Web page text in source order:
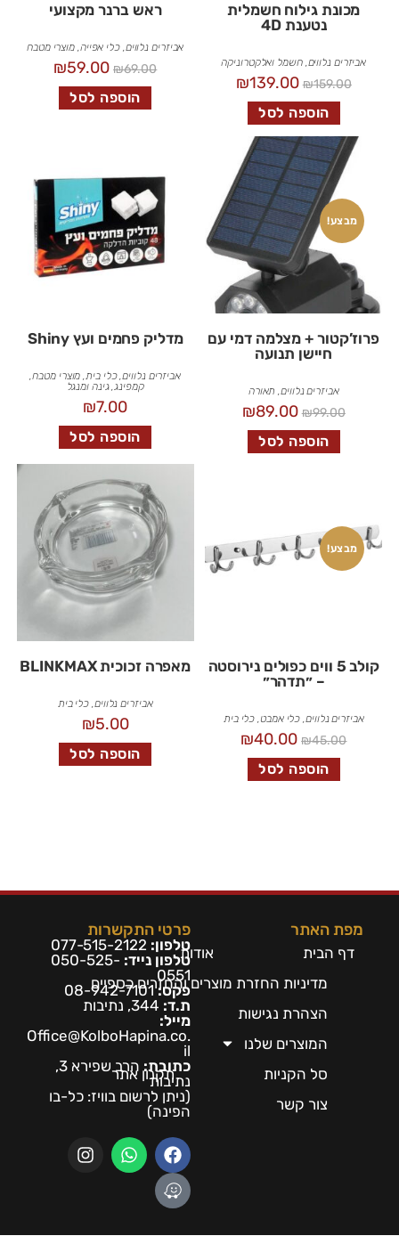
מכונת גילוח חשמלית
נטענת 4D
אביזרים נלווים,חשמל ואלקטרוניקה
₪159.00
₪139.00
הוספה לסל
ראש ברנר מקצועי
אביזרים נלווים,כלי אפייה, מוצרי מטבח
₪69.00
₪59.00
הוספה לסל
מבצע!
פרוז’קטור + מצלמה דמי עם
חיישן תנועה
אביזרים נלווים, תאורה
₪99.00
₪89.00
הוספה לסל
מדליק פחמים ועץ Shiny
אביזרים נלווים,כלי בית מוצרי מטבח,
קמפינג, גינה ומנגל
₪7.00
הוספה לסל
מבצע!
קולב 5 ווים כפולים נירוסטה
– ״תדהר״
אביזרים נלווים, כלי אמבט, כלי בית
₪45.00
₪40.00
הוספה לסל
מאפרה זכוכית BLINKMAX
אביזרים נלווים, כלי בית
₪5.00
הוספה לסל
מפת האתר
דף הבית
אודות
מדיניות החזרת מוצרים והחזרים כספיים
הצהרת נגישות
המוצרים שלנו
סל הקניות
תקנון אתר
צור קשר
פרטי התקשרות
טלפון: 077-515-2122
טלפון נייד: 050-525-
0551
פקס:08-942-7101
ת.ד:
מייל:
Office@KolboHapina.co.
il
כתובת:
הרב שפירא 3,
נתיבות
(ניתן לרשום בוויז: כל-בו
הפינה)